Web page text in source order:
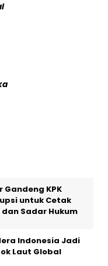
Gandeng KPK
untuk Cetak
Sadar Hukum
Indonesia Jadi
Laut Global